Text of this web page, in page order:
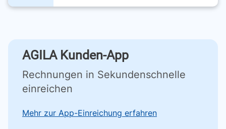
AGILA Kunden-App
Rechnungen in Sekundenschnelle
einreichen
Mehr zur App-Einreichung erfahren